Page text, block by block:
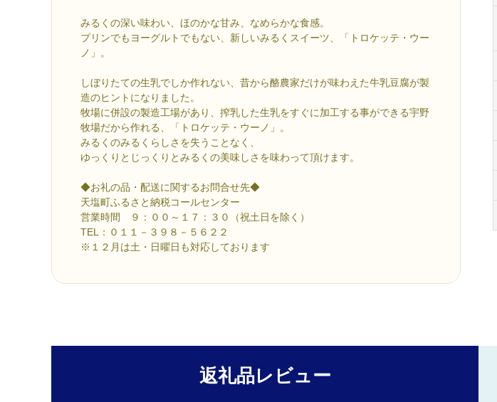
みるくの深い味わい、ほのかな甘み、なめらかな食感。
プリンでもヨーグルトでもない、新しいみるくスイーツ、「トロケッテ・ウー
ノ」。
しぼりたての生乳でしか作れない、昔から酪農家だけが味わえた牛乳豆腐が製
造のヒントになりました。
牧場に併設の製造工場があり、搾乳した生乳をすぐに加工する事ができる宇野
牧場だから作れる、「トロケッテ・ウーノ」。
みるくのみるくらしさを失うことなく、
ゆっくりとじっくりとみるくの美味しさを味わって頂けます。
◆お礼の品・配送に関するお問合せ先◆
天塩町ふるさと納税コールセンター
営業時間 ９：００～１７：３０（祝土日を除く）
TEL：０１１－３９８－５６２２
※１２月は土・日曜日も対応しております
返礼品レビュー